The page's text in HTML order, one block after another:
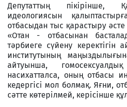
Депутаттың пікірінше,
идеологиясын
отбасыдан тыс қарастыру
«Отан - отбасынан
тәрбиеге сүйену керектігін
институтының
айтуынша,
насихатталса, оның отбасы
кедергісі мол болмақ. Яғни,
сәтте көтерілмей, керісінше